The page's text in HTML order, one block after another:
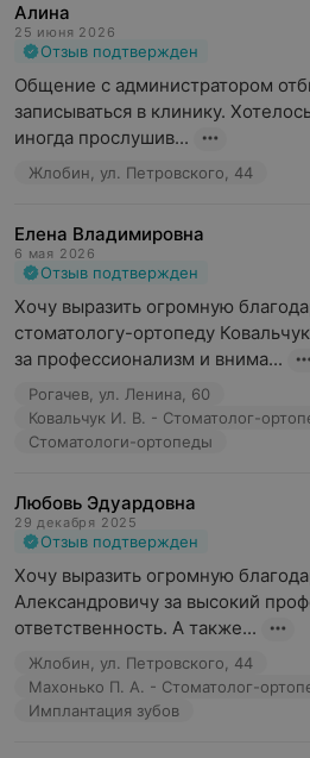
Алина
25 июня 2026
Отзыв подтвержден
Общение с администратором
записываться в клинику.
иногда прослушив...
Жлобин, ул. Петровского, 44
Елена Владимировна
6 мая 2026
Отзыв подтвержден
Хочу выразить огромную
стоматологу-ортопеду
за профессионализм и внима...
Рогачев, ул. Ленина, 60
Ковальчук И. В. - Стоматолог-
Стоматологи-ортопеды
Любовь Эдуардовна
29 декабря 2025
Отзыв подтвержден
Хочу выразить огромную
Александровичу за высокий
ответственность. А также...
Жлобин, ул. Петровского, 44
Имплантация зубов